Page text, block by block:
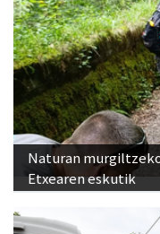
Naturan
Etxearen eskutik